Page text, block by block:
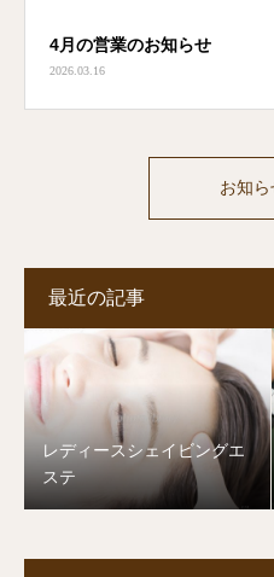
4月の営業のお知らせ
2026.03.16
お知
最近の記事
レディースシェイビングエ
ステ